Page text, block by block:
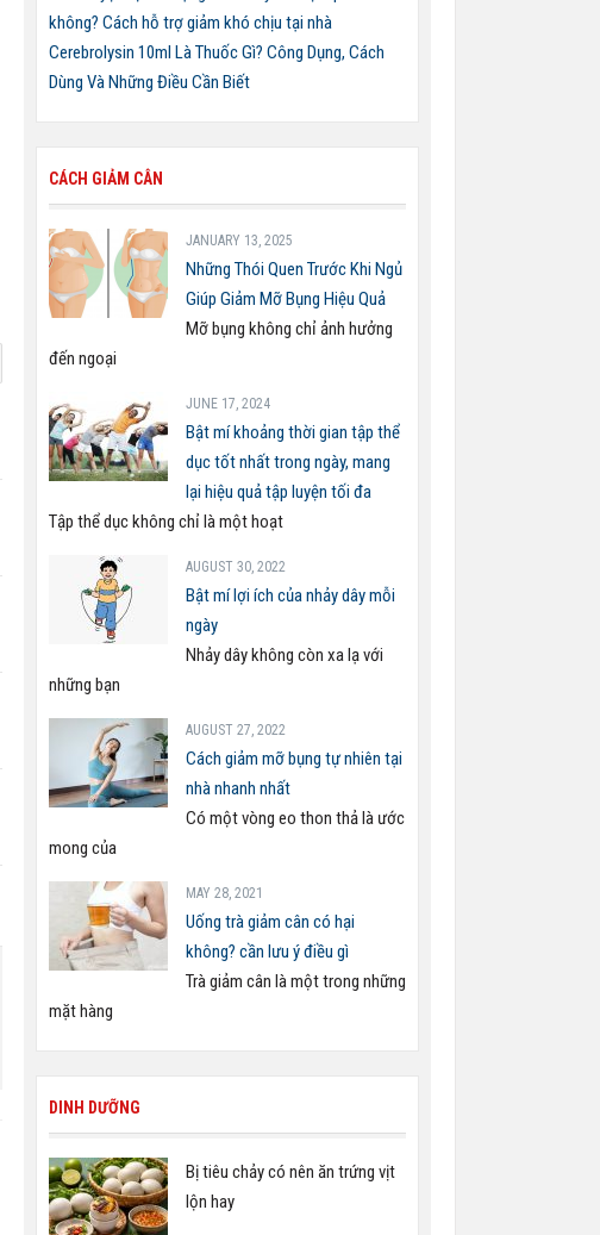
không? Cách hỗ trợ giảm khó chịu tại nhà
Cerebrolysin 10ml Là Thuốc Gì? Công Dụng, Cách
Dùng Và Những Điều Cần Biết
CÁCH GIẢM CÂN
JANUARY 13, 2025
Những Thói Quen Trước Khi Ngủ
Giúp Giảm Mỡ Bụng Hiệu Quả
Mỡ bụng không chỉ ảnh hưởng
đến ngoại
JUNE 17, 2024
Bật mí khoảng thời gian tập thể
dục tốt nhất trong ngày, mang
lại hiệu quả tập luyện tối đa
Tập thể dục không chỉ là một hoạt
AUGUST 30, 2022
Bật mí lợi ích của nhảy dây mỗi
ngày
Nhảy dây không còn xa lạ với
những bạn
AUGUST 27, 2022
Cách giảm mỡ bụng tự nhiên tại
nhà nhanh nhất
Có một vòng eo thon thả là ước
mong của
MAY 28, 2021
Uống trà giảm cân có hại
không? cần lưu ý điều gì
Trà giảm cân là một trong những
mặt hàng
DINH DƯỠNG
Bị tiêu chảy có nên ăn trứng vịt
lộn hay